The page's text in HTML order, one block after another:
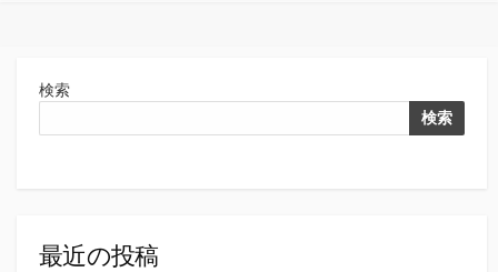
検索
検索
最近の投稿